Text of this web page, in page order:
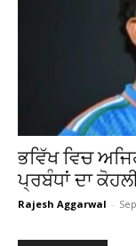
ਭਵਿੱਖ ਵਿਚ
ਪ੍ਰਬੰਧਾਂ ਦਾ
Rajesh Aggarwal -